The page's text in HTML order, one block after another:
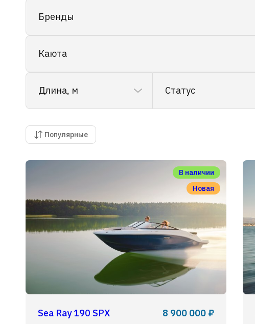
Бренды
Каюта
Длина, м Статус
Популярные
В наличии
Новая
Sea Ray 190 SPX 8 900 000 ₽